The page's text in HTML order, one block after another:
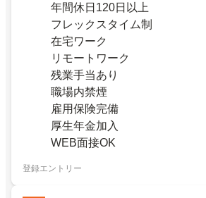
年間休日120日以上
フレックスタイム制
在宅ワーク
リモートワーク
残業手当あり
職場内禁煙
雇用保険完備
厚生年金加入
WEB面接OK
登録エントリー